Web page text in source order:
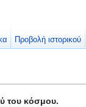
του κόσμου.
Προβολή ιστορικού